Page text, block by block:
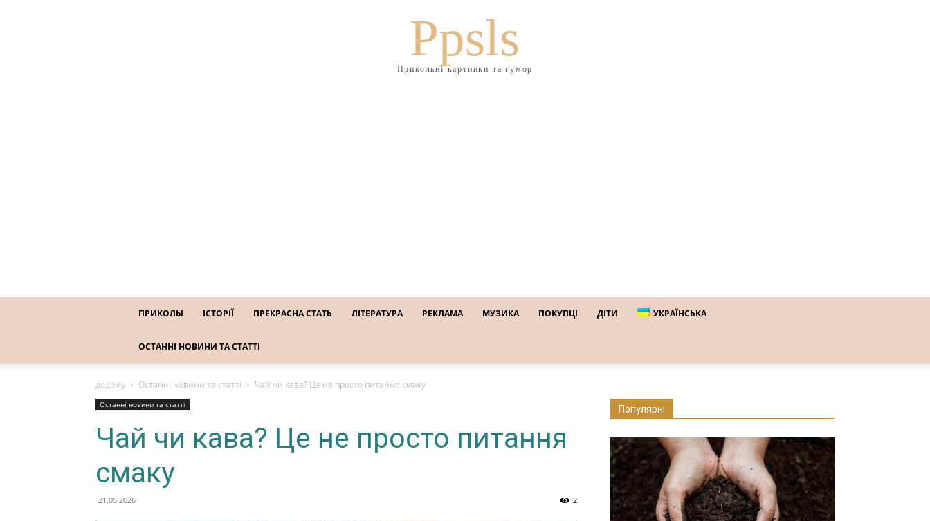
Ppsls
Прикольні картинки та гумор
ПРИКОЛЫ ІСТОРІЇ ПРЕКРАСНА СТАТЬ ЛІТЕРАТУРА РЕКЛАМА МУЗИКА ПОКУПЦІ ДІТИ УКРАЇНСЬКА
ОСТАННІ НОВИНИ ТА СТАТТІ
додому Останні новини та статті Чай чи кава? Це не просто питання смаку
Останні новини та статті
Чай чи кава? Це не просто питання
смаку
21.05.2026 2
Популярні